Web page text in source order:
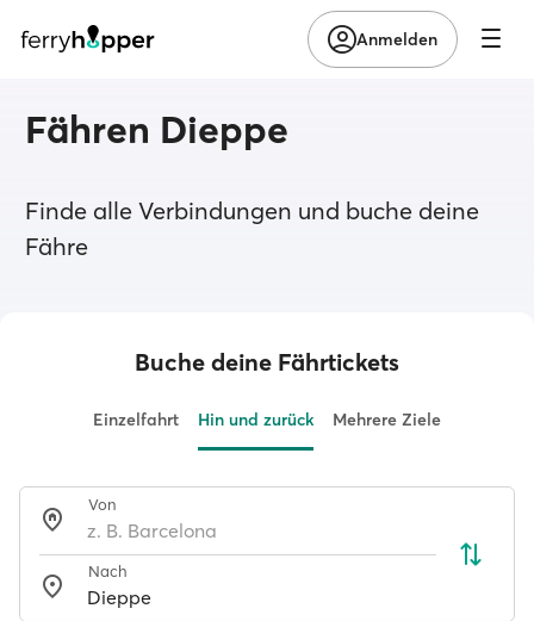
Anmelden
Fähren Dieppe
Finde alle Verbindungen und buche deine
Fähre
Buche deine Fährtickets
Einzelfahrt Hin und zurück Mehrere Ziele
Von
Nach